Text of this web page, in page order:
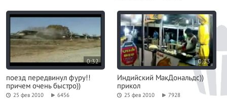
0:32
поезд передвинул фуру!!
причем очень быстро))
25 фев 2010 6456
0:33
Индийский МакДональдс))
прикол
25 фев 2010 7928